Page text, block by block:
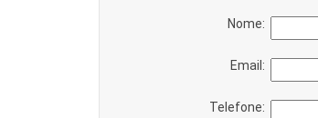
Nome:
Email:
Telefone: